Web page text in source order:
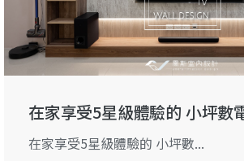
在家享受5星級體驗的 小坪數
在家享受5星級體驗的 小坪數...